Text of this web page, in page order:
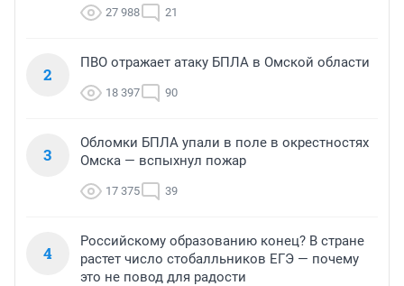
27 988 21
2
ПВО отражает атаку БПЛА в Омской области
18 397 90
3
Обломки БПЛА упали в поле в окрестностях
Омска — вспыхнул пожар
17 375 39
4
Российскому образованию конец? В стране
растет число стобалльников ЕГЭ — почему
это не повод для радости